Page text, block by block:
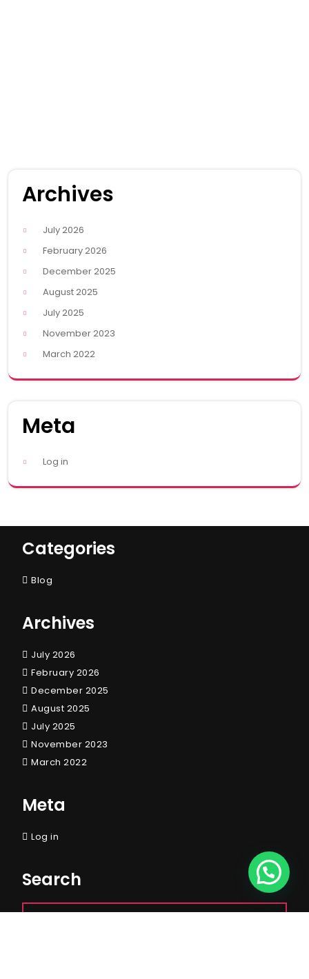
Archives
July 2026
February 2026
December 2025
August 2025
July 2025
November 2023
March 2022
Meta
Log in
Categories
Blog
Archives
July 2026
February 2026
December 2025
August 2025
July 2025
November 2023
March 2022
Meta
Log in
Search